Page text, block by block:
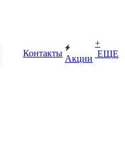
Контакты
Акции
+
ЕЩЕ